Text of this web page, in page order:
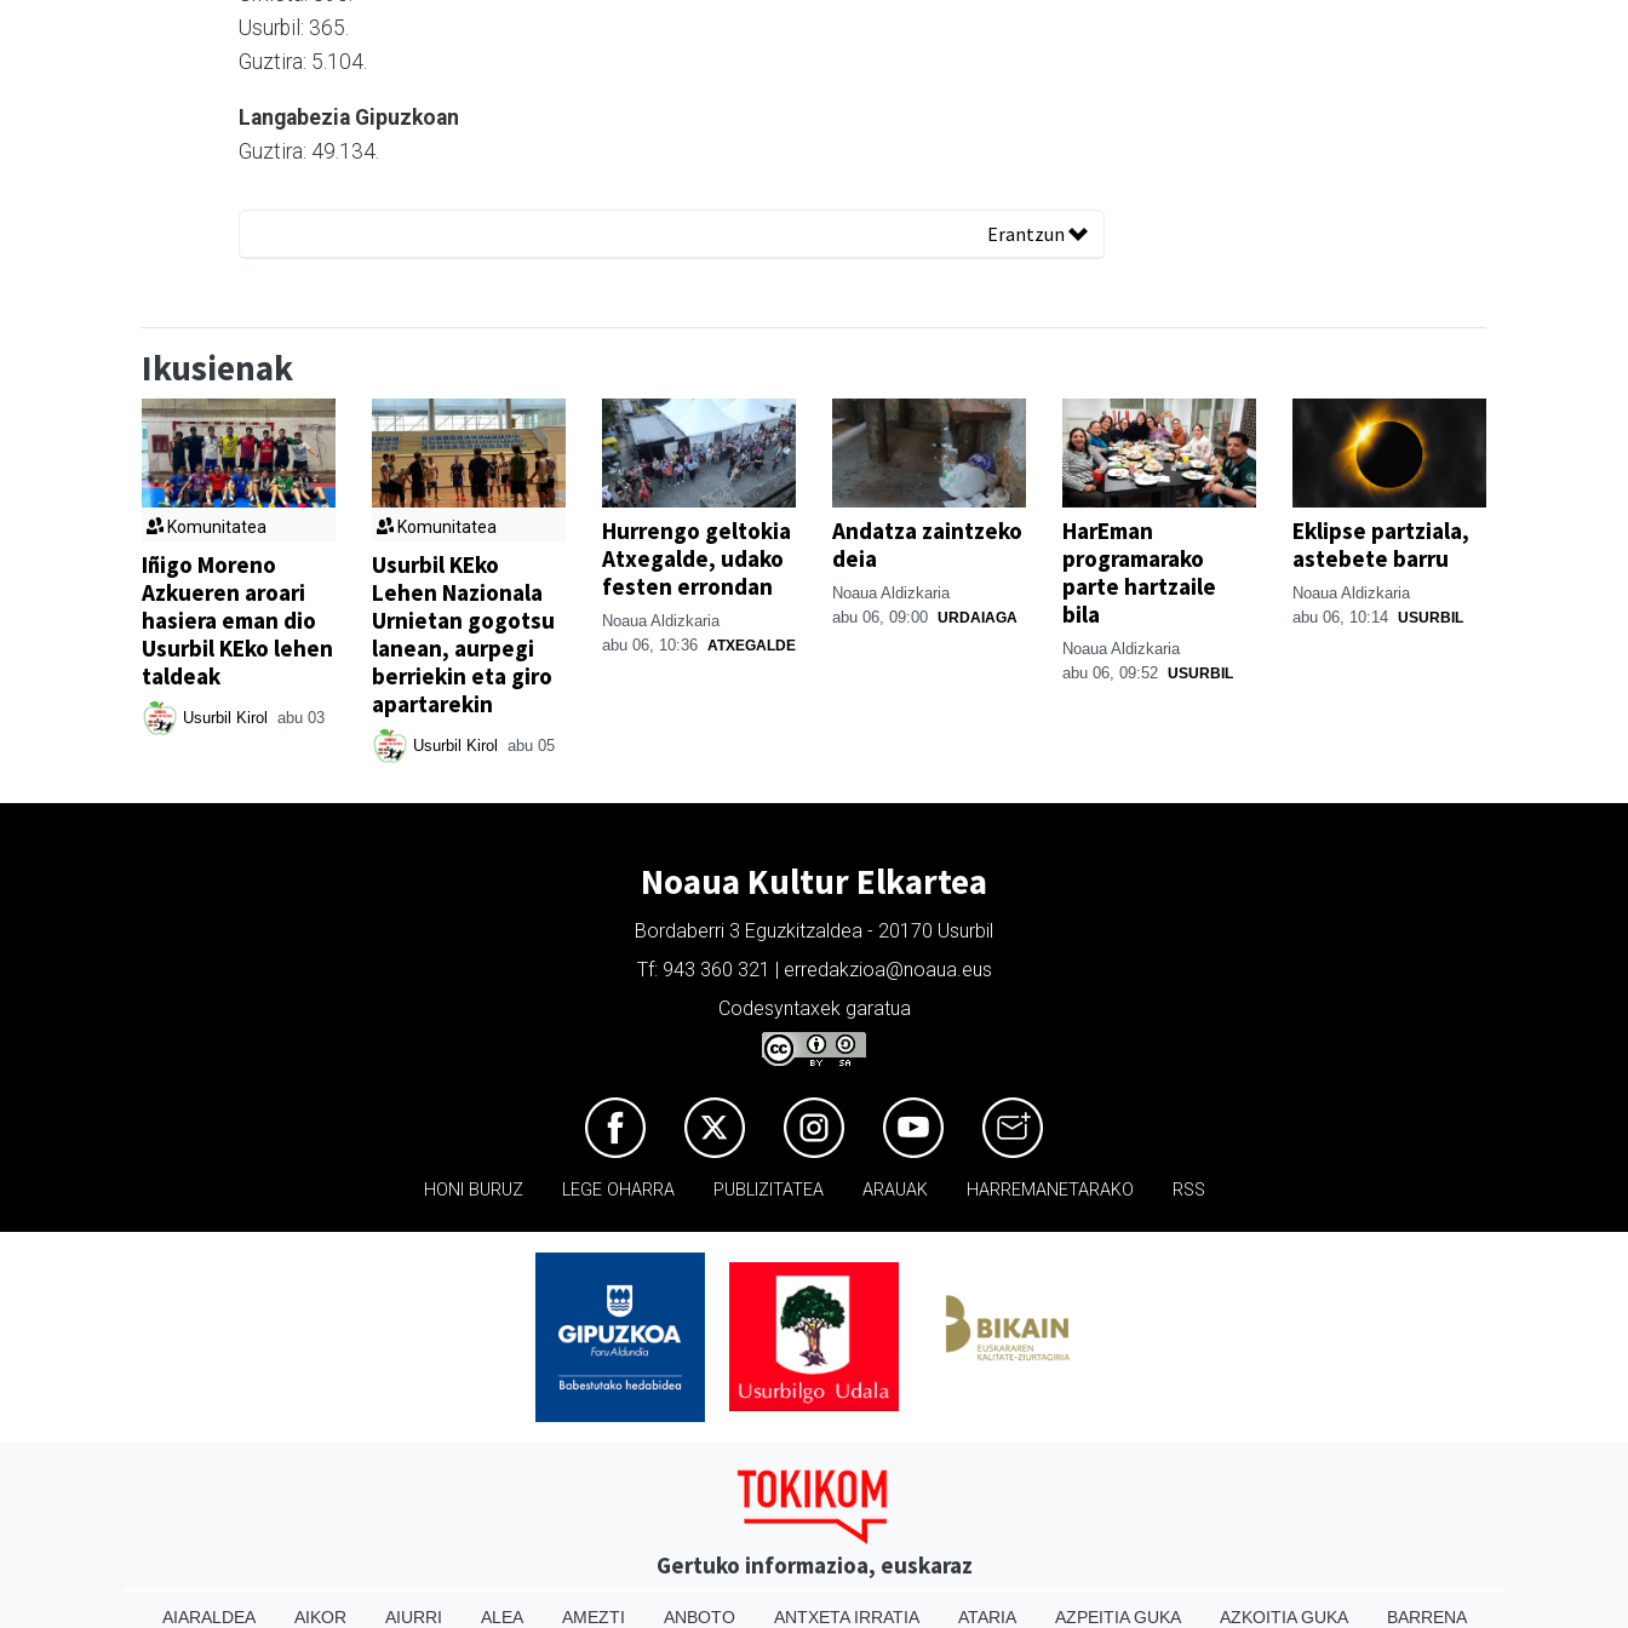
Usurbil: 365.
Guztira: 5.104.
Langabezia Gipuzkoan
Guztira: 49.134.
Erantzun
Ikusienak
Komunitatea
Iñigo Moreno
Azkueren aroari
hasiera eman dio
Usurbil KEko lehen
taldeak
Usurbil Kirol abu 03
Komunitatea
Usurbil KEko
Lehen Nazionala
Urnietan gogotsu
lanean, aurpegi
berriekin eta giro
apartarekin
Usurbil Kirol abu 05
Hurrengo geltokia
Atxegalde, udako
festen errondan
Noaua Aldizkaria
abu 06, 10:36 ATXEGALDE
Andatza zaintzeko
deia
Noaua Aldizkaria
abu 06, 09:00 URDAIAGA
HarEman
programarako
parte hartzaile
bila
Noaua Aldizkaria
abu 06, 09:52 USURBIL
Eklipse partziala,
astebete barru
Noaua Aldizkaria
abu 06, 10:14 USURBIL
Noaua Kultur Elkartea
Bordaberri 3 Eguzkitzaldea - 20170 Usurbil
Tf: 943 360 321 | erredakzioa@noaua.eus
Codesyntaxek garatua
HONI BURUZ LEGE OHARRA PUBLIZITATEA ARAUAK HARREMANETARAKO RSS
Gertuko informazioa, euskaraz
AIARALDEA AIKOR AIURRI ALEA AMEZTI ANBOTO ANTXETA IRRATIA ATARIA AZPEITIA GUKA AZKOITIA GUKA BARRENA